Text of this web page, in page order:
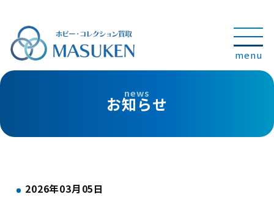
お知らせ
2026年03月05日